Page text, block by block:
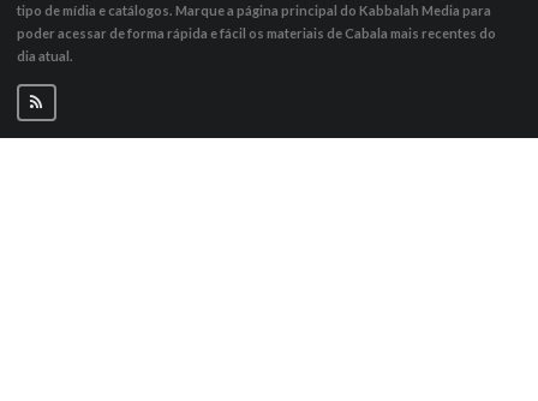
tipo de mídia e catálogos. Marque a página principal do Kabbalah Media para
poder acessar de forma rápida e fácil os materiais de Cabala mais recentes do
dia atual.